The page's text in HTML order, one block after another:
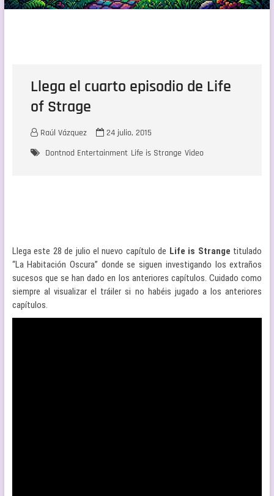
Llega el cuarto episodio de Life
of Strage
Raúl Vázquez
24 julio, 2015
Dontnod Entertainment Life is Strange Video
Llega este 28 de julio el nuevo capítulo de Life is Strange titulado
“La Habitación Oscura” donde se siguen investigando los extraños
sucesos que se han dado en los anteriores capítulos. Cuidado como
siempre al visualizar el tráiler si no habéis jugado a los anteriores
capítulos.